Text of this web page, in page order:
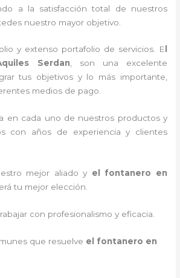
a la satisfacción total de nuestros
nuestro mayor objetivo.
y extenso portafolio de servicios. E
Serdan, son una excelente
tus objetivos y lo más importante,
medios de pago.
en cada uno de nuestros productos y
con años de experiencia y clientes
mejor aliado y el fontanero en
tu mejor elección.
con profesionalismo y eficacia.
que resuelve el fontanero en